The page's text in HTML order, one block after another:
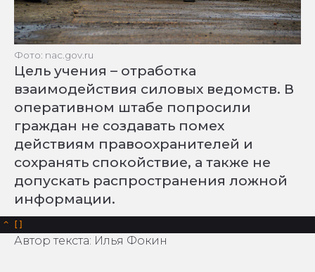
Фото: nac.gov.ru
Цель учения – отработка
взаимодействия силовых ведомств. В
оперативном штабе попросили
граждан не создавать помех
действиям правоохранителей и
сохранять спокойствие, а также не
допускать распространения ложной
информации.
^
Автор текста: Илья Фокин